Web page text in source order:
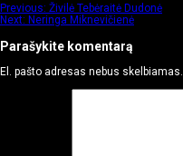
Navigacija
tarp
įrašų
Previous: Živilė Tebėraitė Dudonė
Next: Neringa Miknevičienė
Parašykite komentarą
El. pašto adresas nebus skelbiamas.